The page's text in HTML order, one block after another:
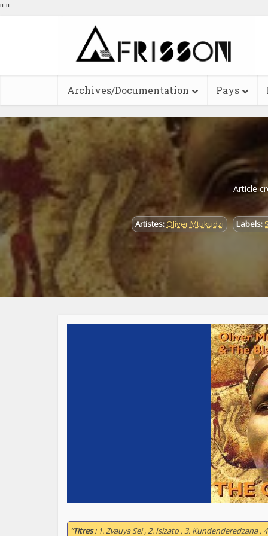
" "
Archives/Documentation Pays
Article
Artistes: Oliver Mtukudzi Labels:
“Titres: 1. Zvauya Sei , 2. Isizato , 3. Kundenderedzana